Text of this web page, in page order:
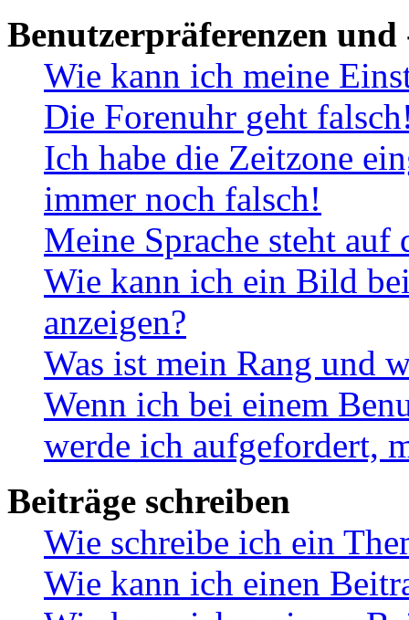
Benutzerpräferenzen und
Wie kann ich meine
Die Forenuhr geht
Ich habe die Zeitzone
immer noch falsch!
Meine Sprache steht
Wie kann ich ein Bild
anzeigen?
Was ist mein Rang und
Wenn ich bei einem
werde ich aufgefordert,
Beiträge schreiben
Wie schreibe ich ein
Wie kann ich einen